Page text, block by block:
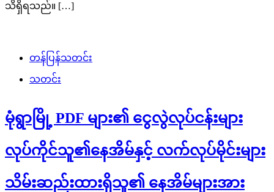
သိရှိရသည်။ […]
တန်ပြန်သတင်း
သတင်း
မုံရွာမြို့ PDF များ၏ ငွေလွဲလုပ်ငန်းများ
လုပ်ကိုင်သူ၏နေအိမ်နှင့် လက်လုပ်မိုင်းများ
သိမ်းဆည်းထားရှိသူ၏ နေအိမ်များအား